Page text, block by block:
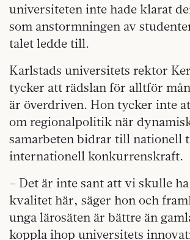
universiteten inte hade klarat
som anstormningen av
talet ledde till.
Karlstads universitets rektor
tycker att rädslan för alltför
är överdriven. Hon tycker inte
om regionalpolitik när
samarbeten bidrar till nationell
internationell konkurrenskraft.
– Det är inte sant att vi skulle
kvalitet här, säger hon och
unga lärosäten är bättre än
koppla ihop universitets